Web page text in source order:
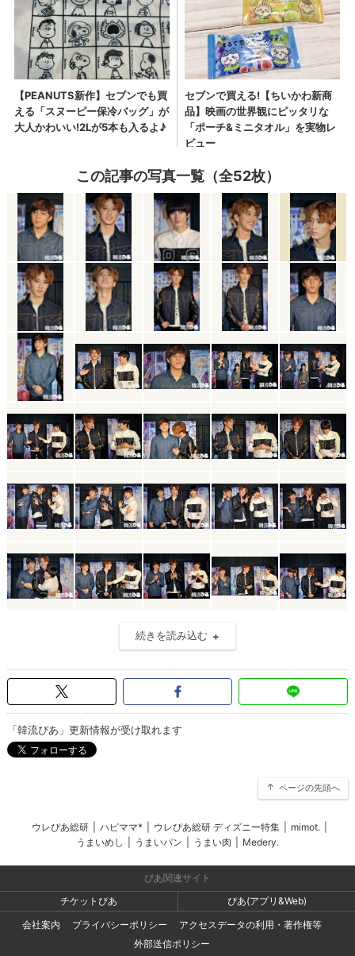
この記事の写真一覧（全52枚）
続きを読み込む
「韓流ぴあ」更新情報が受け取れます
ページの先頭へ
ウレぴあ総研 ハピママ* ウレぴあ総研 ディズニー特集 mimot.
うまいめし
うまいパン うまい肉 Medery.
ぴあ関連サイト
チケットぴあ
ぴあ(アプリ&Web)
会社案内
プライバシーポリシー
アクセスデータの利用・著作権等
外部送信ポリシー